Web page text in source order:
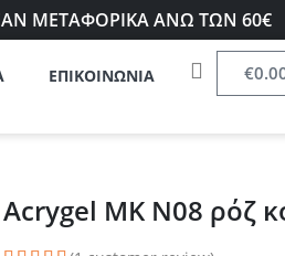
ΜΕΤΑΦΟΡΙΚΑ ΑΝΩ ΤΩΝ 60€
ΕΠΙΚΟΙΝΩΝΙΑ €
Acrygel MK N08 ρόζ